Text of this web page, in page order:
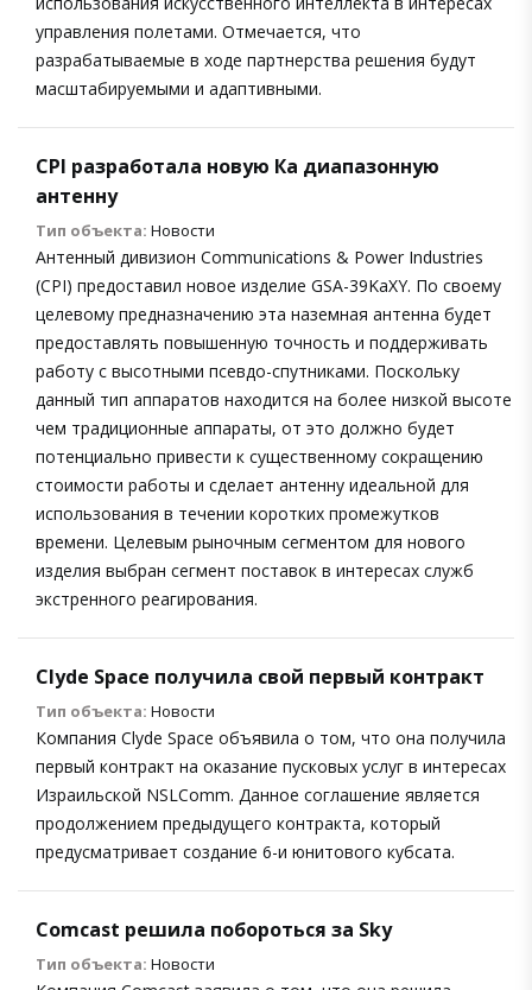
управления полетами. Отмечается, что
разрабатываемые в ходе партнерства решения будут
масштабируемыми и адаптивными.
CPI разработала новую Ка диапазонную
антенну
Тип объекта: Новости
Антенный дивизион Communications & Power Industries
(CPI) предоставил новое изделие GSA-39KaXY. По своему
целевому предназначению эта наземная антенна будет
предоставлять повышенную точность и поддерживать
работу с высотными псевдо-спутниками. Поскольку
данный тип аппаратов находится на более низкой высоте
чем традиционные аппараты, от это должно будет
потенциально привести к существенному сокращению
стоимости работы и сделает антенну идеальной для
использования в течении коротких промежутков
времени. Целевым рыночным сегментом для нового
изделия выбран сегмент поставок в интересах служб
экстренного реагирования.
Clyde Space получила свой первый контракт
Тип объекта: Новости
Компания Clyde Space объявила о том, что она получила
первый контракт на оказание пусковых услуг в интересах
Израильской NSLComm. Данное соглашение является
продолжением предыдущего контракта, который
предусматривает создание 6-и юнитового кубсата.
Comcast решила побороться за Sky
Тип объекта: Новости